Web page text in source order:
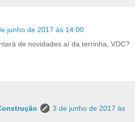
junho de 2017 às 14:00
de novidades aí da terrinha, VDC?
3 de junho de 2017 às